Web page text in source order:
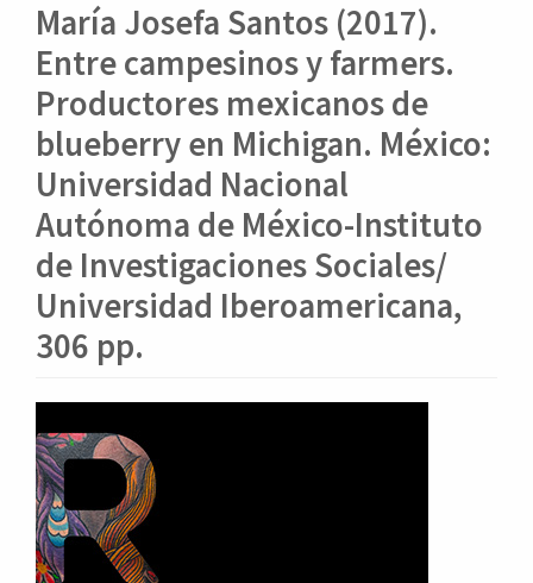
C
o
n
t
e
n
i
d
o
p
r
i
n
c
a
l
B
a
r
r
María Josefa Santos (2017).
Entre campesinos y farmers.
Productores mexicanos de
blueberry en Michigan. México:
Universidad Nacional
Autónoma de México-Instituto
de Investigaciones Sociales/
Universidad Iberoamericana,
306 pp.
lateral
del
artículo